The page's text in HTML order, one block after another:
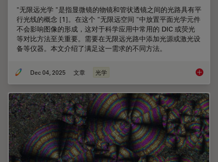
"无限远光学 "是指显微镜的物镜和管状透镜之间的光路具有平
行光线的概念 [1]。在这个 "无限远空间 "中放置平面光学元件
不会影响图像的形成，这对于科学应用中常用的 DIC 或荧光
等对比方法至关重要。需要在无限远光路中添加光源或激光设
备等仪器。本文介绍了满足这一需求的不同方法。
Dec 04, 2025 文章 光学 无限远